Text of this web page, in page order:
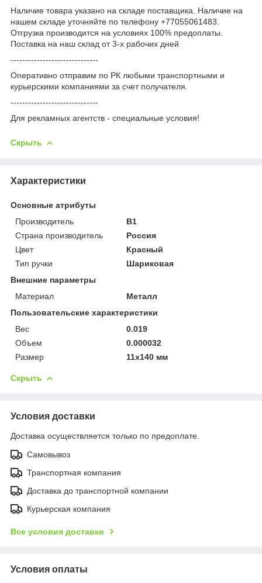
Наличие товара указано на складе поставщика. Наличие на
нашем складе уточняйте по телефону +77055061483.
Отгрузка производится на условиях 100% предоплаты.
Поставка на наш склад от 3-x рабочих дней
------------------------------
Оперативно отправим по РК любыми транспортными и
курьерскими компаниями за счет получателя.
------------------------------
Для рекламных агентств - специальные условия!
Скрыть
Характеристики
Основные атрибуты
Производитель
B1
Страна производитель
Россия
Цвет
Красный
Тип ручки
Шариковая
Внешние параметры
Материал
Металл
Пользовательские характеристики
Вес
0.019
Объем
0.000032
Размер
11х140 мм
Скрыть
Условия доставки
Доставка осуществляется только по предоплате.
Самовывоз
Транспортная компания
Доставка до транспортной компании
Курьерская компания
Все условия доставки
Условия оплаты